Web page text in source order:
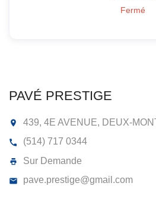
PAVÉ PRESTIGE
Fermé